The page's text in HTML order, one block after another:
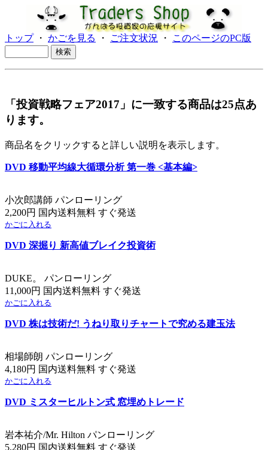
トップ・ かごを見る ・ ご注文状況 ・ このページのPC版
「投資戦略フェア2017」に一致する商品は25点あ
ります。
商品名をクリックすると詳しい説明を表示します。
DVD 移動平均線大循環分析 第一巻 <基本編>
小次郎講師 パンローリング
2,200円 国内送料無料 すぐ発送
かごに入れる
DVD 深掘り 新高値ブレイク投資術
DUKE。 パンローリング
11,000円 国内送料無料 すぐ発送
かごに入れる
DVD 株は技術だ! うねり取りチャートで究める建玉法
相場師朗 パンローリング
4,180円 国内送料無料 すぐ発送
かごに入れる
DVD ミスターヒルトン式 窓埋めトレード
岩本祐介/Mr. Hilton パンローリング
5,280円 国内送料無料 すぐ発送